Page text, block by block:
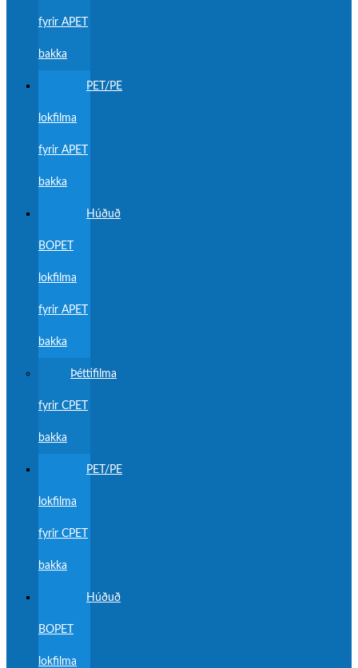
fyrir APET
bakka
PET/PE
lokfilma
fyrir APET
bakka
Húðuð
BOPET
lokfilma
fyrir APET
bakka
Þéttifilma
fyrir CPET
bakka
PET/PE
lokfilma
fyrir CPET
bakka
Húðuð
BOPET
lokfilma